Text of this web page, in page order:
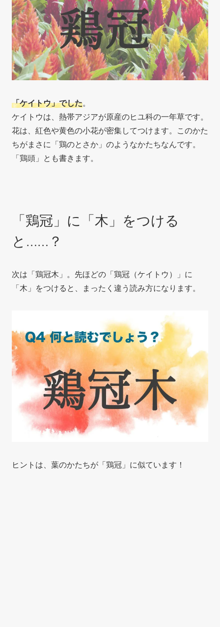
「ケイトウ」でした。
ケイトウは、熱帯アジアが原産のヒユ科の一年草です。
花は、紅色や黄色の小花が密集してつけます。このかた
ちがまさに「鶏のとさか」のようなかたちなんです。
「鶏頭」とも書きます。
「鶏冠」に「木」をつける
と……？
次は「鶏冠木」。先ほどの「鶏冠（ケイトウ）」に
「木」をつけると、まったく違う読み方になります。
ヒントは、葉のかたちが「鶏冠」に似ています！